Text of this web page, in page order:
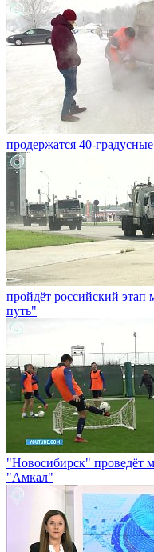
продержатся 40-
пройдёт российский
путь"
"Новосибирск" проведёт
"Амкал"